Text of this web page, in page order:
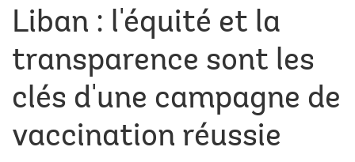
Liban : l'équité et la
transparence sont les
clés d'une campagne de
vaccination réussie